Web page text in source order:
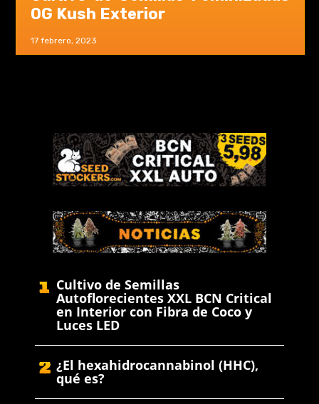
17 febrero, 2023
OG Kush Exterior
Cultivo de Semillas
Autoflorecientes XXL BCN Critical
en Interior con Fibra de Coco y
Luces LED
¿El hexahidrocannabinol (HHC),
qué es?